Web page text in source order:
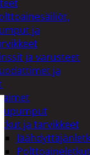
ja
ja varusteet
ja
ja tarvikkeet
Polttoaineletkut